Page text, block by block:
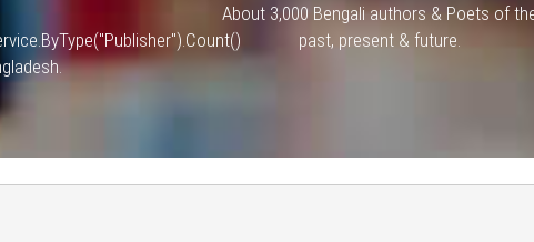
About 3,000 Bengali authors & Poets of
past, present & future.